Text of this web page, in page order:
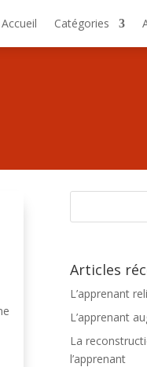
Accueil Catégories
Articles
L’apprenant
L’apprenant
La
l’apprenant